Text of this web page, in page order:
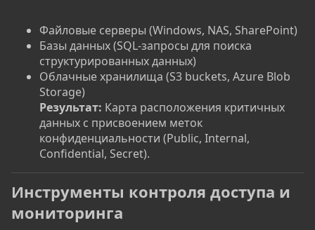
Файловые серверы (Windows, NAS, SharePoint)
Базы данных (SQL-запросы для поиска
структурированных данных)
Облачные хранилища (S3 buckets, Azure Blob
Storage)
Результат: Карта расположения критичных
данных с присвоением меток
конфиденциальности (Public, Internal,
Confidential, Secret).
Инструменты контроля доступа и
мониторинга